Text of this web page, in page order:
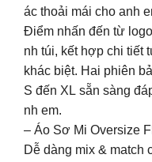
ác thoải mái cho anh
Điểm nhấn đến từ
nh túi, kết hợp chi tiết
khác biệt. Hai phiên
S đến XL sẵn sàng
nh em.
– Áo Sơ Mi Oversize
Dễ dàng mix & match